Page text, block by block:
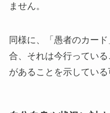
ません。
同様に、「愚者のカー
合、それは今行ってい
があることを示している